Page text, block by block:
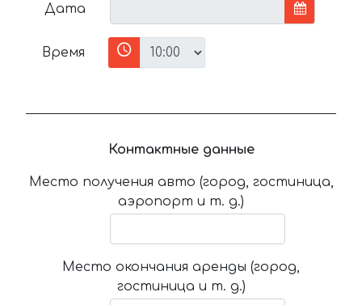
Дата
Время
Контактные данные
Место получения авто (город, гостиница,
аэропорт и т. д.)
Место окончания аренды (город,
гостиница и т. д.)